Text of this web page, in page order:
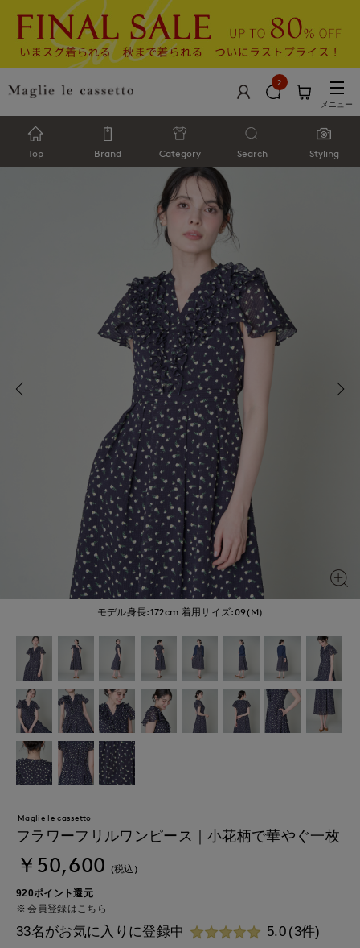
2
メニュー
Top Brand Category Search Styling
モデル身長:172cm 着用サイズ:09(M)
Maglie le cassetto
フラワーフリルワンピース｜小花柄で華やぐ一枚
￥50,600 (税込)
920ポイント還元
会員登録は こちら
33名がお気に入りに登録中 5.0 (3件)